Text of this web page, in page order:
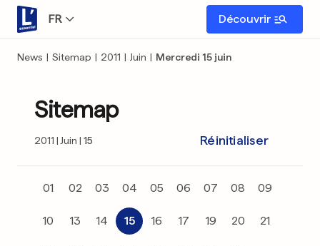
FR Découvrir
News | Sitemap | 2011 | Juin | Mercredi 15 juin
Sitemap
2011 Juin 15 Réinitialiser
01 02 03 04 05 06 07 08 09
10 13 14 15 16 17 19 20 21